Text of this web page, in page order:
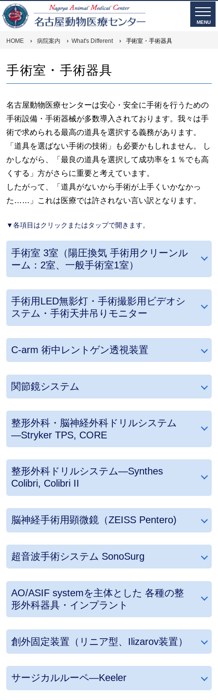
MENU
HOME › 病院案内 › What's Different › 手術室・手術器具
手術室・手術器具
名古屋動物医療センターは安心・安全に手術を行うための
手術設備・手術器械が多数導入されております。我々は手
術で求められる最高の道具を選択する義務があります。
「道具を選ばない手術の技術」も必要かもしれません。 し
かしながら、「最良の道具を選択して成功率を１％でも高
くする」方がさらに重要と考えています。
したがって、「道具がないから手術が上手くいかなかっ
た……」これは医療では許されない言い訳となります。
▼各項目はクリックまたはタップで開きます。
手術室 3室（陽圧換気 手術用クリーンル
ーム：2室、一般手術室1室）
手術用LED無影灯・手術撮影用ビデオシ
ステム・手術天井吊りモニター
C-arm 術中レントゲン透視装置
関節鏡システム
整形外科・脳神経外科ドリルシステム
―Stryker TPS, CORE
整形外科ドリルシステム―Synthes
Colibri, Colibri II
脳神経手術用顕微鏡（ZEISS Pentero)
超音波手術システム SonoSurg
AO/ASIF systemを主体とした 各種の整
形外科器具・インプラント
創外固定装置（リニア型、Ilizarov装置）
サージカルルーペ―Keeler